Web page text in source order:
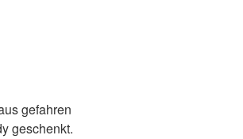
gefahren
geschenkt.